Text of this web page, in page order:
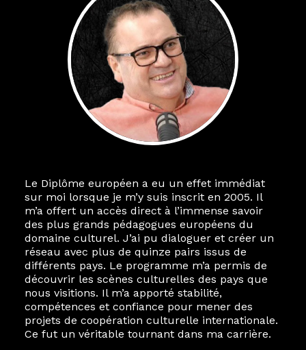
Le Diplôme européen a eu un effet immédiat
sur moi lorsque je m’y suis inscrit en 2005. Il
m’a offert un accès direct à l’immense savoir
des plus grands pédagogues européens du
domaine culturel. J’ai pu dialoguer et créer un
réseau avec plus de quinze pairs issus de
différents pays. Le programme m’a permis de
découvrir les scènes culturelles des pays que
nous visitions. Il m’a apporté stabilité,
compétences et confiance pour mener des
projets de coopération culturelle internationale.
Ce fut un véritable tournant dans ma carrière.